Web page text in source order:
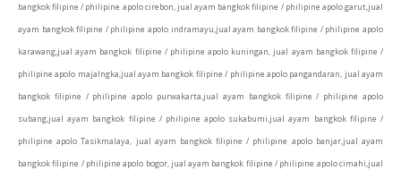
bangkok filipine / philipine apolo cirebon, jual ayam bangkok filipine / philipine apolo garut,jual
ayam bangkok filipine / philipine apolo indramayu,jual ayam bangkok filipine / philipine apolo
karawang,jual ayam bangkok filipine / philipine apolo kuningan, jual ayam bangkok filipine /
philipine apolo majalngka,jual ayam bangkok filipine / philipine apolo pangandaran, jual ayam
bangkok filipine / philipine apolo purwakarta,jual ayam bangkok filipine / philipine apolo
subang,jual ayam bangkok filipine / philipine apolo sukabumi,jual ayam bangkok filipine /
philipine apolo Tasikmalaya, jual ayam bangkok filipine / philipine apolo banjar,jual ayam
bangkok filipine / philipine apolo bogor, jual ayam bangkok filipine / philipine apolo cimahi,jual